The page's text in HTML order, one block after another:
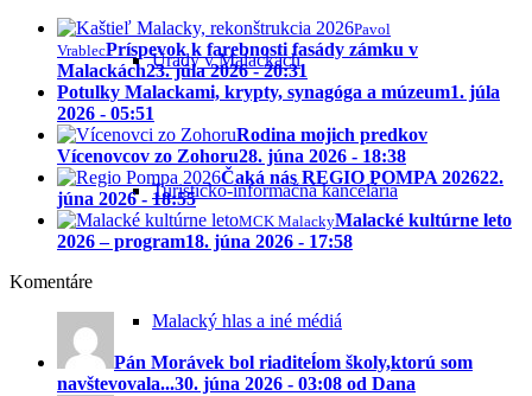
Úrady v Malackách
Turisticko-informačná kancelária
Malacký hlas a iné médiá
Pavol
VrablecPríspevok k farebnosti fasády zámku v
Malackách23. júla 2026 - 20:31
Potulky Malackami, krypty, synagóga a múzeum1. júla
2026 - 05:51
Rodina mojich predkov
Vícenovcov zo Zohoru28. júna 2026 - 18:38
Čaká nás REGIO POMPA 202622.
júna 2026 - 18:55
MCK MalackyMalacké kultúrne leto
2026 – program18. júna 2026 - 17:58
Komentáre
Pán Morávek bol riaditeĺom školy,ktorú som
navštevovala...30. júna 2026 - 03:08 od Dana